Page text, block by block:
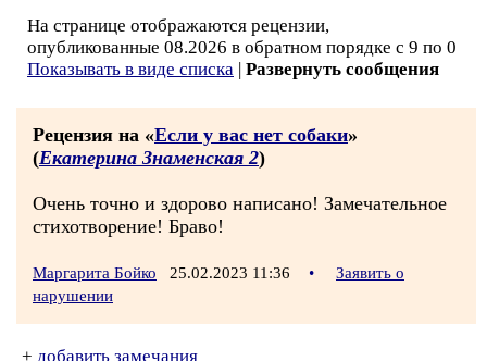
На странице отображаются рецензии,
опубликованные 08.2026 в обратном порядке с 9 по 0
Показывать в виде списка | Развернуть сообщения
Рецензия на «Если у вас нет собаки»
(Екатерина Знаменская 2)
Очень точно и здорово написано! Замечательное
стихотворение! Браво!
Маргарита Бойко 25.02.2023 11:36 •
Заявить о
нарушении
+ добавить замечания